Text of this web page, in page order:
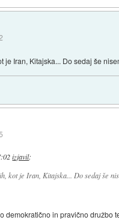
je Iran, Kitajska... Do sedaj še
izjavil:
kot je Iran, Kitajska... Do sedaj še
demokratično in pravično družbo